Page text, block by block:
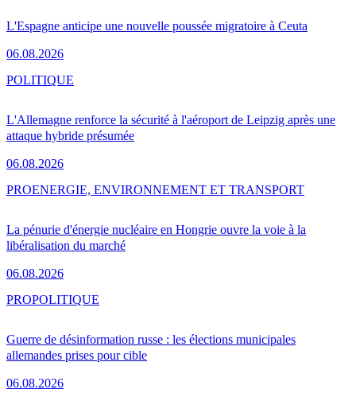
L'Espagne anticipe une nouvelle poussée migratoire à Ceuta
06.08.2026
L'Allemagne renforce la sécurité à l'aéroport de Leipzig après une
attaque hybride présumée
06.08.2026
POLITIQUE
La pénurie d'énergie nucléaire en Hongrie ouvre la voie à la
libéralisation du marché
06.08.2026
PROENERGIE, ENVIRONNEMENT ET TRANSPORT
Guerre de désinformation russe : les élections municipales
allemandes prises pour cible
06.08.2026
PROPOLITIQUE